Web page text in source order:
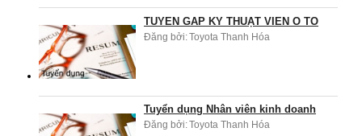
TUYỂN GẤP KỸ THUẬT VIÊN Ô TÔ
Đăng bởi:Toyota Thanh Hóa
Tuyển dụng Nhân viên kinh doanh
Đăng bởi:Toyota Thanh Hóa